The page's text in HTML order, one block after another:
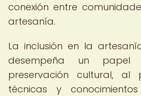
conexión entre
artesanía.
La inclusión en la
desempeña un
preservación cultural, al
técnicas y